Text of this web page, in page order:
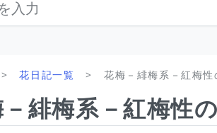
花日記一覧 花梅－緋梅系－紅梅性
緋梅系－紅梅性